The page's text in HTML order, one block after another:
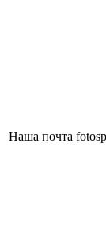
Наша почта